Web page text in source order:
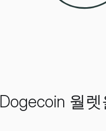
Dogecoin 월